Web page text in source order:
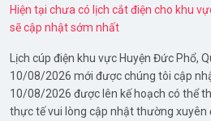
Hiện tại chưa có lịch cắt điện cho khu
sẽ cập nhật sớm nhất
Lịch cúp điện khu vực Huyện Đức Phổ,
10/08/2026 mới được chúng tôi cập
10/08/2026 được lên kế hoạch có thể
thực tế vui lòng cập nhật thường xuyên